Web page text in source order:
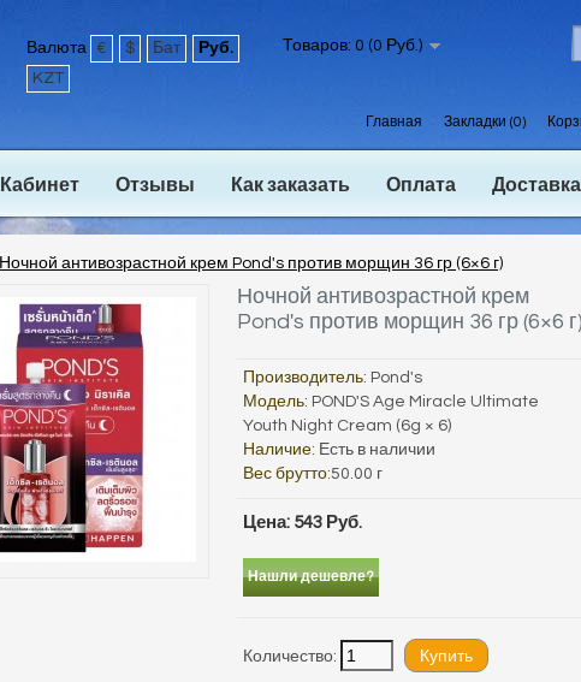
Валюта € $ Бат
Руб.
KZT
Товаров: 0 (0 Руб.)
Главная Закладки (0)
Кабинет Отзывы Как заказать Оплата Доставка
Ночной антивозрастной крем Pond's против морщин 36 гр (6×6 г)
Ночной антивозрастной крем
Pond's против морщин 36 гр (6×6 г)
Производитель: Pond's
Модель: POND'S Age Miracle Ultimate
Youth Night Cream (6g × 6)
Наличие: Есть в наличии
Вес брутто:50.00 г
Цена: 543 Руб.
Нашли дешевле?
Количество: